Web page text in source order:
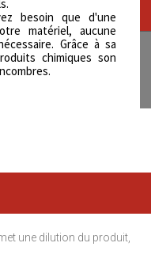
besoin que d'une
matériel, aucune
Grâce à sa
chimiques son
une dilution du produit,